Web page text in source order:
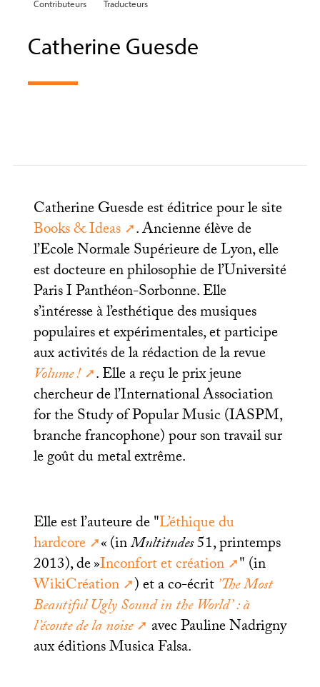
Contributeurs Traducteurs
Catherine Guesde
Catherine Guesde est éditrice pour le site
Books & Ideas
. Ancienne élève de
l’Ecole Normale Supérieure de Lyon, elle
est docteure en philosophie de l’Université
Paris I Panthéon-Sorbonne. Elle
s’intéresse à l’esthétique des musiques
populaires et expérimentales, et participe
aux activités de la rédaction de la revue
Volume!
. Elle a reçu le prix jeune
chercheur de l’International Association
for the Study of Popular Music (IASPM,
branche francophone) pour son travail sur
le goût du metal extrême.
Elle est l’auteure de "L’éthique du
hardcore «(inMultitudes51, printemps
2013), de»Inconfort et création
" (in
WikiCréation ) et a co-écrit’The Most
Beautiful Ugly Sound in the World’ : à
l’écoute de la noise
avec Pauline Nadrigny
aux éditions Musica Falsa.